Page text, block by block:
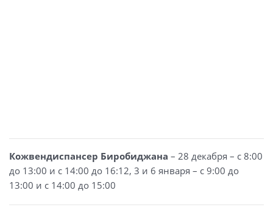
Кожвендиспансер Биробиджана – 28 декабря – с 8:00
до 13:00 и с 14:00 до 16:12, 3 и 6 января – с 9:00 до
13:00 и с 14:00 до 15:00